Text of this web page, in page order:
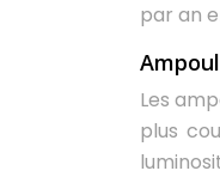
par an
Les
plus